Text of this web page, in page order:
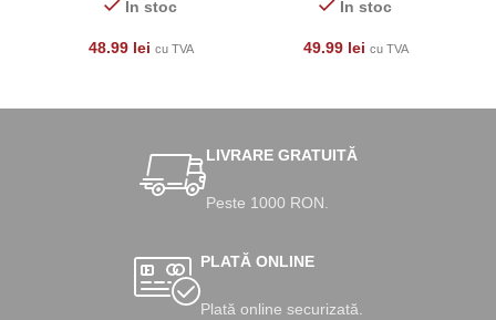
În stoc
48.99 lei cu TVA
În stoc
49.99 lei cu TVA
LIVRARE GRATUITĂ
Peste 1000 RON.
PLATĂ ONLINE
Plată online securizată.